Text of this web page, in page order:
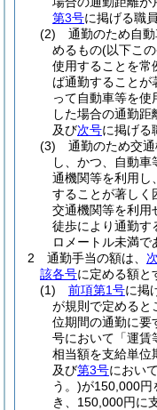
第3号に掲げる職
(2)
通勤のため自
めるもの(以下こ
使用することを常
ば通勤することが
って自動車等を使
した場合の通勤
及び次号に掲げる
(3)
通勤のため交
し、かつ、自動
通機関等を利用し
することが著しく
交通機関等を利用
徒歩により通勤す
ロメートル未満で
2
通勤手当の額は、
該各号に定める額と
(1)
前項第1号に掲
が規則で定めると
位期間の通勤に要
号において「運賃
相当額を支給単位
及び第3号におい
う。)が150,000円
き、150,000円に